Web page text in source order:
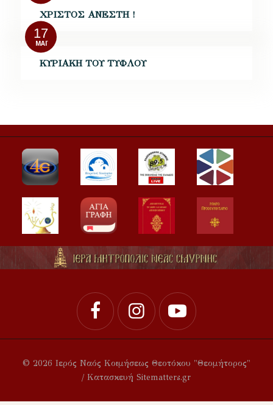
ΧΡΙΣΤΟΣ ΑΝΕΣΤΗ !
17
ΜΆΙ
ΚΥΡΙΑΚΗ ΤΟΥ ΤΥΦΛΟΥ
© 2026 Ιερός Ναός Κοιμήσεως Θεοτόκου "Θεομήτορος"
/ Κατασκευή Sitematters.gr